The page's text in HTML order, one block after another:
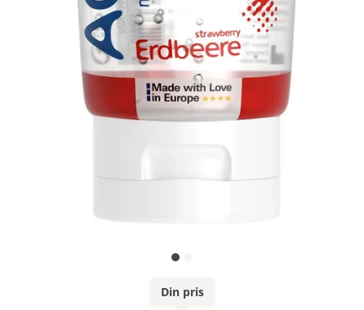
Din pris